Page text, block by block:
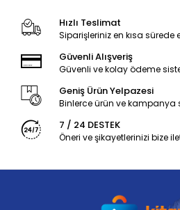
Hızlı Teslimat
Siparişleriniz en kısa sürede
Güvenli Alışveriş
Güvenli ve kolay ödeme
Geniş Ürün Yelpazesi
Binlerce ürün ve kampanya
7 / 24 DESTEK
Öneri ve şikayetlerinizi bize